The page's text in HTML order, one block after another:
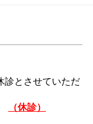
とさせていただ
（休診）